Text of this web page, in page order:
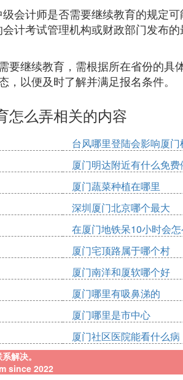
会计师是否需要继续教育的规定
计考试管理机构或财政部门发布
要继续教育，需根据所在省份的具
以便及时了解并满足报名条件。
怎么弄相关的内容
台风哪里登陆会影响厦门
厦门明达附近有什么免费
厦门蔬菜种植在哪里
深圳厦门北京哪个最大
在厦门地铁呆10小时会
厦门宅顶路属于哪个村
厦门南洋和厦软哪个好
厦门哪里有吸鼻涕的
厦门哪里是市中心
厦门社区医院能看什么病
解决。
since 2022